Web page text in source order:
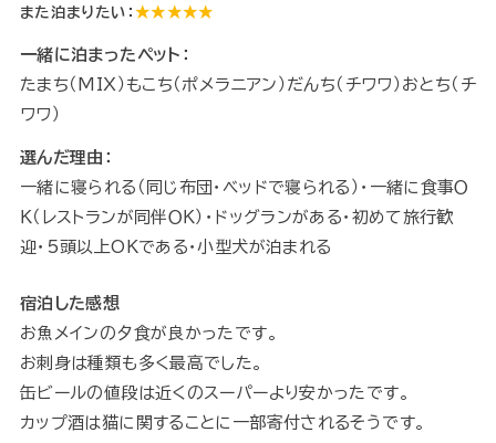
また泊まりたい： ★★★★★
一緒に泊まったペット：
たまち（MIX）もこち（ポメラニアン）だんち（チワワ）おとち（チ
ワワ）
選んだ理由：
一緒に寝られる（同じ布団・ベッドで寝られる）・一緒に食事Ｏ
Ｋ（レストランが同伴ＯＫ）・ドッグランがある・初めて旅行歓
迎・5頭以上OKである・小型犬が泊まれる
宿泊した感想
お魚メインの夕食が良かったです。
お刺身は種類も多く最高でした。
缶ビールの値段は近くのスーパーより安かったです。
カップ酒は猫に関することに一部寄付されるそうです。